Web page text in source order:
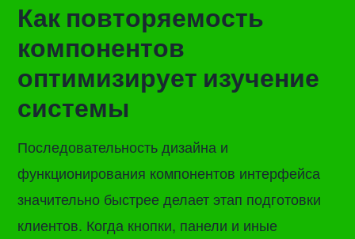
Как повторяемость
компонентов
оптимизирует изучение
системы
Последовательность дизайна и
функционирования компонентов интерфейса
значительно быстрее делает этап подготовки
клиентов. Когда кнопки, панели и иные